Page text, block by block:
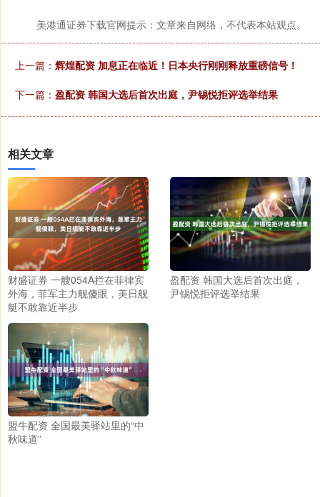
美港通证券下载官网提示：文章来自网络，不代表本站观点。
上一篇： 辉煌配资 加息正在临近！日本央行刚刚释放重磅信号！
下一篇： 盈配资 韩国大选后首次出庭，尹锡悦拒评选举结果
相关文章
财盛证券 一艘054A拦在菲律宾
外海，菲军主力舰傻眼，美日舰
艇不敢靠近半步
盈配资 韩国大选后首次出庭，
尹锡悦拒评选举结果
盟牛配资 全国最美驿站里的“中
秋味道”